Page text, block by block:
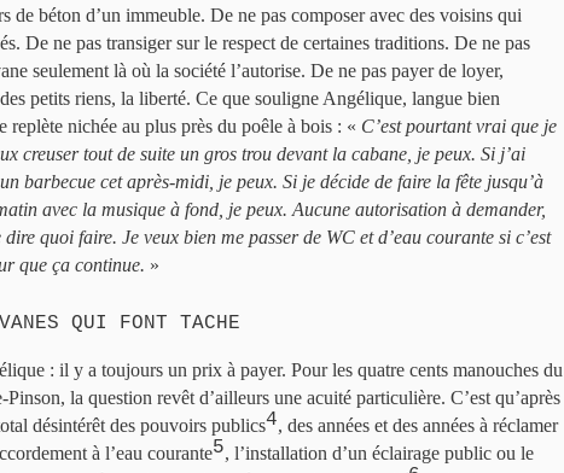
de béton d’un immeuble. De ne pas composer avec des voisins qui
De ne pas transiger sur le respect de certaines traditions. De ne pas
seulement là où la société l’autorise. De ne pas payer de loyer,
petits riens, la liberté. Ce que souligne Angélique, langue bien
replète nichée au plus près du poêle à bois : « C’est pourtant vrai que je
creuser tout de suite un gros trou devant la cabane, je peux. Si j’ai
barbecue cet après-midi, je peux. Si je décide de faire la fête jusqu’à
avec la musique à fond, je peux. Aucune autorisation à demander,
quoi faire. Je veux bien me passer de WC et d’eau courante si c’est
que ça continue. »
QUI FONT TACHE
: il y a toujours un prix à payer. Pour les quatre cents manouches du
Pinson, la question revêt d’ailleurs une acuité particulière. C’est qu’après
désintérêt des pouvoirs publics4, des années et des années à réclamer
à l’eau courante5, l’installation d’un éclairage public ou le